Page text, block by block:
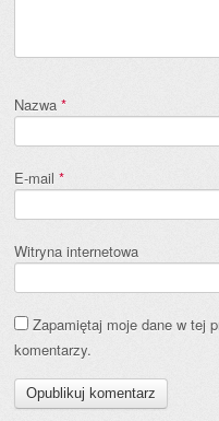
Nazwa *
E-mail *
Witryna internetowa
Zapamiętaj moje dane w tej
komentarzy.